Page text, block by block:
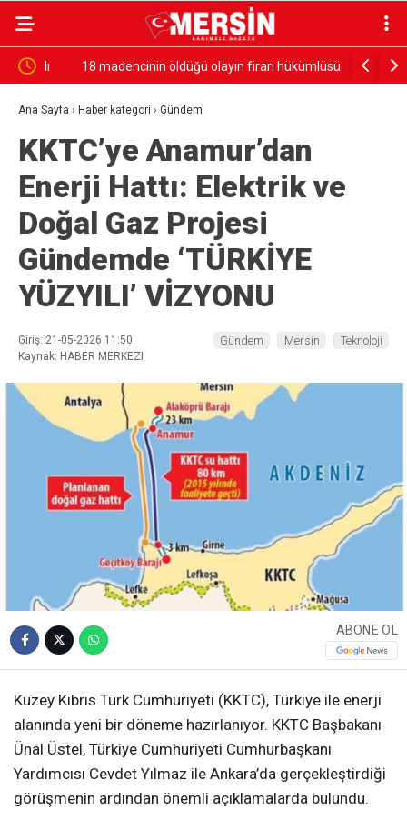
18 madencinin öldüğü olayın firari hükümlüsü
yakalandı
Ana Sayfa › Haber kategori › Gündem
KKTC’ye Anamur’dan
Enerji Hattı: Elektrik ve
Doğal Gaz Projesi
Gündemde ‘TÜRKİYE
YÜZYILI’ VİZYONU
Giriş: 21-05-2026 11:50
Kaynak: HABER MERKEZI
Gündem Mersin Teknoloji
ABONE OL
Kuzey Kıbrıs Türk Cumhuriyeti (KKTC), Türkiye ile enerji
alanında yeni bir döneme hazırlanıyor. KKTC Başbakanı
Ünal Üstel, Türkiye Cumhuriyeti Cumhurbaşkanı
Yardımcısı Cevdet Yılmaz ile Ankara’da gerçekleştirdiği
görüşmenin ardından önemli açıklamalarda bulundu.